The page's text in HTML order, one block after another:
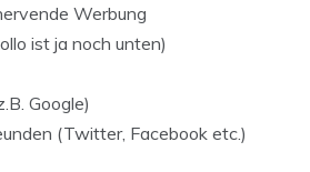
Werbung
ist ja noch unten)
Google)
(Twitter, Facebook etc.)